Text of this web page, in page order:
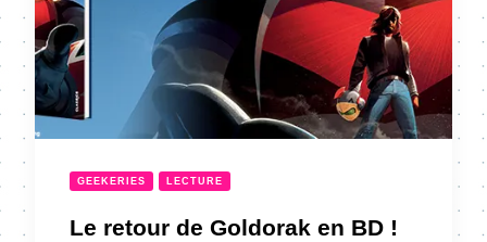
GEEKERIES LECTURE
Le retour de Goldorak en BD !